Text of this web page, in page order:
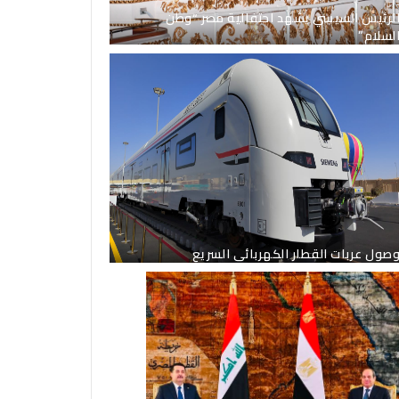
الرئيس السيسي يشهد احتفالية مصر “وطن
السلام”
وصول عربات القطار الكهربائى السريع